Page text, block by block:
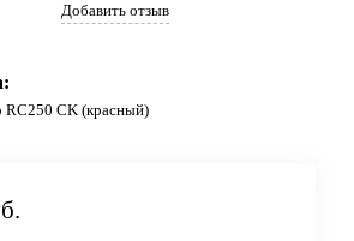
Добавить отзыв
CK (красный)